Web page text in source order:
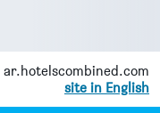
ar.hotelscombined.com
site in English